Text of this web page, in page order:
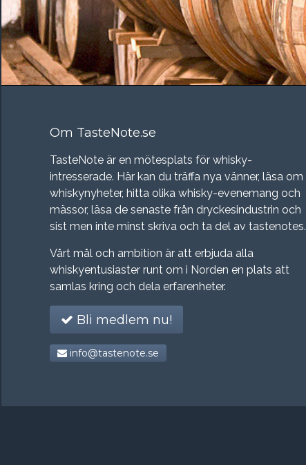
Om TasteNote.se
TasteNote är en mötesplats för whisky-
intresserade. Här kan du träffa nya vänner, läsa om
whiskynyheter, hitta olika whisky-evenemang och
mässor, läsa de senaste från dryckesindustrin och
sist men inte minst skriva och ta del av tastenotes.
Vårt mål och ambition är att erbjuda alla
whiskyentusiaster runt om i Norden en plats att
samlas kring och dela erfarenheter.
Bli medlem nu!
info@tastenote.se